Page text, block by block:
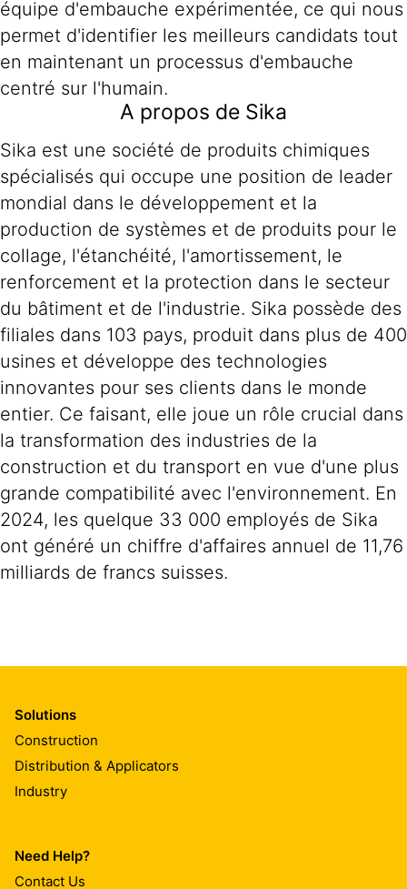
équipe d'embauche expérimentée, ce qui nous
permet d'identifier les meilleurs candidats tout
en maintenant un processus d'embauche
centré sur l'humain.
A propos de Sika
Sika est une société de produits chimiques
spécialisés qui occupe une position de leader
mondial dans le développement et la
production de systèmes et de produits pour le
collage, l'étanchéité, l'amortissement, le
renforcement et la protection dans le secteur
du bâtiment et de l'industrie. Sika possède des
filiales dans 103 pays, produit dans plus de 400
usines et développe des technologies
innovantes pour ses clients dans le monde
entier. Ce faisant, elle joue un rôle crucial dans
la transformation des industries de la
construction et du transport en vue d'une plus
grande compatibilité avec l'environnement. En
2024, les quelque 33 000 employés de Sika
ont généré un chiffre d'affaires annuel de 11,76
milliards de francs suisses.
Solutions
Construction
Distribution & Applicators
Industry
Need Help?
Contact Us